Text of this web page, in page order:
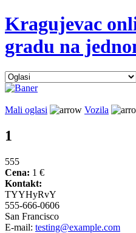
Kragujevac
gradu na
Mali oglasi Vozila
1
555
Cena: 1 €
Kontakt:
TYYHyRvY
555-666-0606
San Francisco
E-mail: testing@example.com